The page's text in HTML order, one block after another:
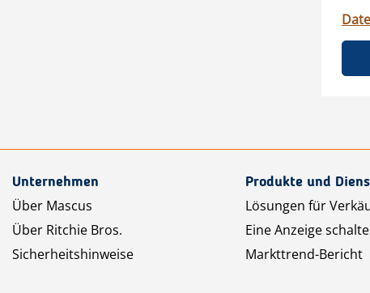
Unternehmen
Über Mascus
Über Ritchie Bros.
Sicherheitshinweise
Produkte und
Lösungen für
Eine Anzeige
Markttrend-Bericht